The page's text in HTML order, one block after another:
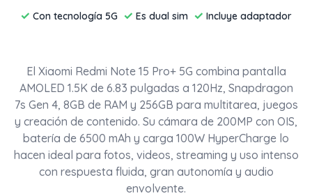
✓ Con tecnología 5G ✓ Es dual sim ✓ Incluye adaptador
El Xiaomi Redmi Note 15 Pro+ 5G combina pantalla
AMOLED 1.5K de 6.83 pulgadas a 120Hz, Snapdragon
7s Gen 4, 8GB de RAM y 256GB para multitarea, juegos
y creación de contenido. Su cámara de 200MP con OIS,
batería de 6500 mAh y carga 100W HyperCharge lo
hacen ideal para fotos, videos, streaming y uso intenso
con respuesta fluida, gran autonomía y audio
envolvente.